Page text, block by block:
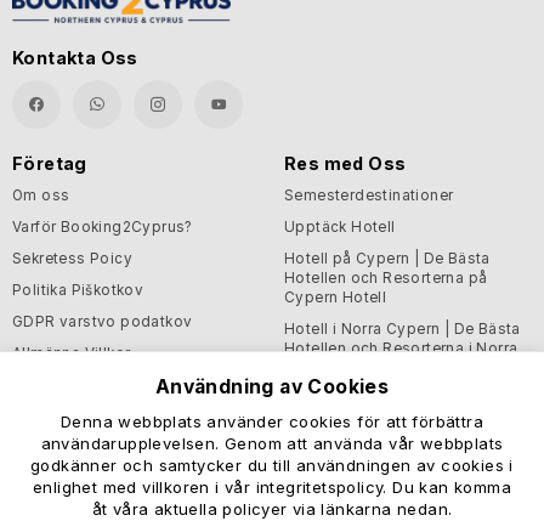
Kontakta Oss
Företag
Om oss
Varför Booking2Cyprus?
Sekretess Poicy
Politika Piškotkov
GDPR varstvo podatkov
Allmänna Villkor
Res med Oss
Semesterdestinationer
Upptäck Hotell
Hotell på Cypern | De Bästa
Hotellen och Resorterna på
Cypern Hotell
Hotell i Norra Cypern | De Bästa
Hotellen och Resorterna i Norra
Support och Hjälpsam
Information
Hjälpcenter
Kontakta oss
Användning av Cookies
Denna webbplats använder cookies för att förbättra
användarupplevelsen. Genom att använda vår webbplats
godkänner och samtycker du till användningen av cookies i
enlighet med villkoren i vår integritetspolicy. Du kan komma
åt våra aktuella policyer via länkarna nedan.